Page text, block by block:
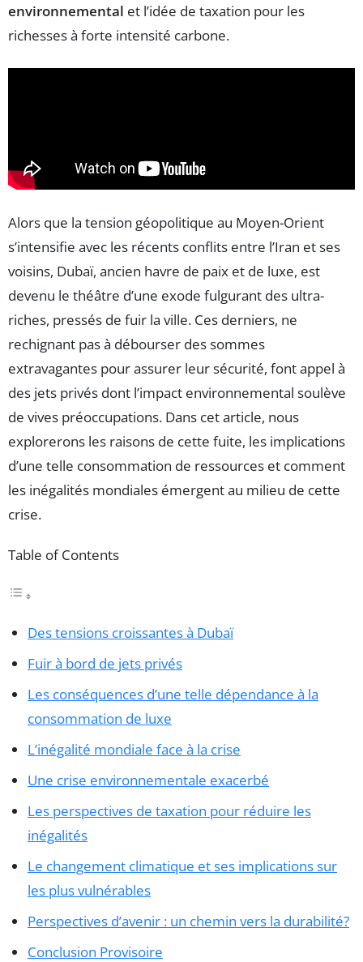
environnemental et l’idée de taxation pour les
richesses à forte intensité carbone.
Alors que la tension géopolitique au Moyen-Orient
s’intensifie avec les récents conflits entre l’Iran et ses
voisins, Dubaï, ancien havre de paix et de luxe, est
devenu le théâtre d’une exode fulgurant des ultra-
riches, pressés de fuir la ville. Ces derniers, ne
rechignant pas à débourser des sommes
extravagantes pour assurer leur sécurité, font appel à
des jets privés dont l’impact environnemental soulève
de vives préoccupations. Dans cet article, nous
explorerons les raisons de cette fuite, les implications
d’une telle consommation de ressources et comment
les inégalités mondiales émergent au milieu de cette
crise.
Table of Contents
Des tensions croissantes à Dubaï
Fuir à bord de jets privés
Les conséquences d’une telle dépendance à la
consommation de luxe
L’inégalité mondiale face à la crise
Une crise environnementale exacerbé
Les perspectives de taxation pour réduire les
inégalités
Le changement climatique et ses implications sur
les plus vulnérables
Perspectives d’avenir : un chemin vers la durabilité?
Conclusion Provisoire